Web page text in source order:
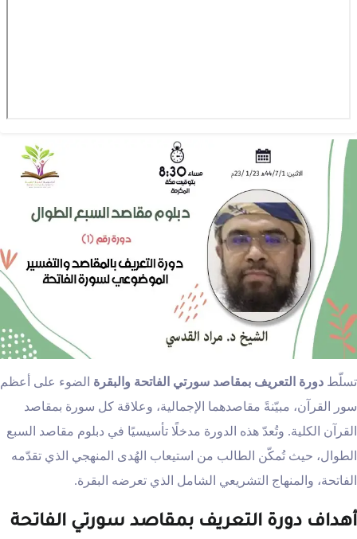
تسلّط دورة التعريف بمقاصد سورتي الفاتحة والبقرة الضوء على أعظم
سور القرآن، مبيّنةً مقاصدهما الإجمالية، وعلاقة كل سورة بمقاصد
القرآن الكلية. وتُعدّ هذه الدورة مدخلًا تأسيسيًا في دبلوم مقاصد السبع
الطوال، حيث تُمكّن الطالب من استيعاب الهُدى المنهجي الذي تقدّمه
الفاتحة، والمنهاج التشريعي الشامل الذي تعرضه البقرة.
أهداف دورة التعريف بمقاصد سورتي الفاتحة